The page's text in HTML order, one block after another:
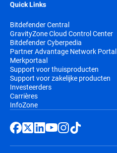
Quick Links
Bitdefender Central
GravityZone Cloud Control Center
Bitdefender Cyberpedia
Partner Advantage Network Portal
Merkportaal
Support voor thuisproducten
Support voor zakelijke producten
Investeerders
Carrières
InfoZone